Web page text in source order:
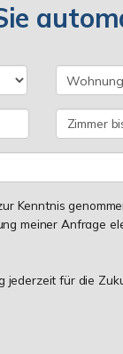
Kenntnis
meiner Anfrage
jederzeit für die